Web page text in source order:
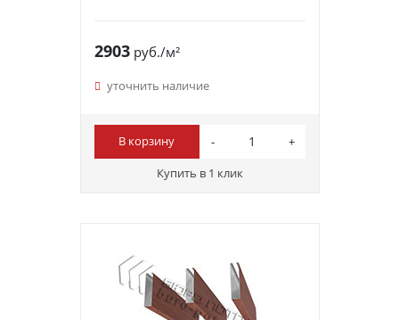
2903руб./м²
уточнить наличие
В корзину
Купить в 1 клик